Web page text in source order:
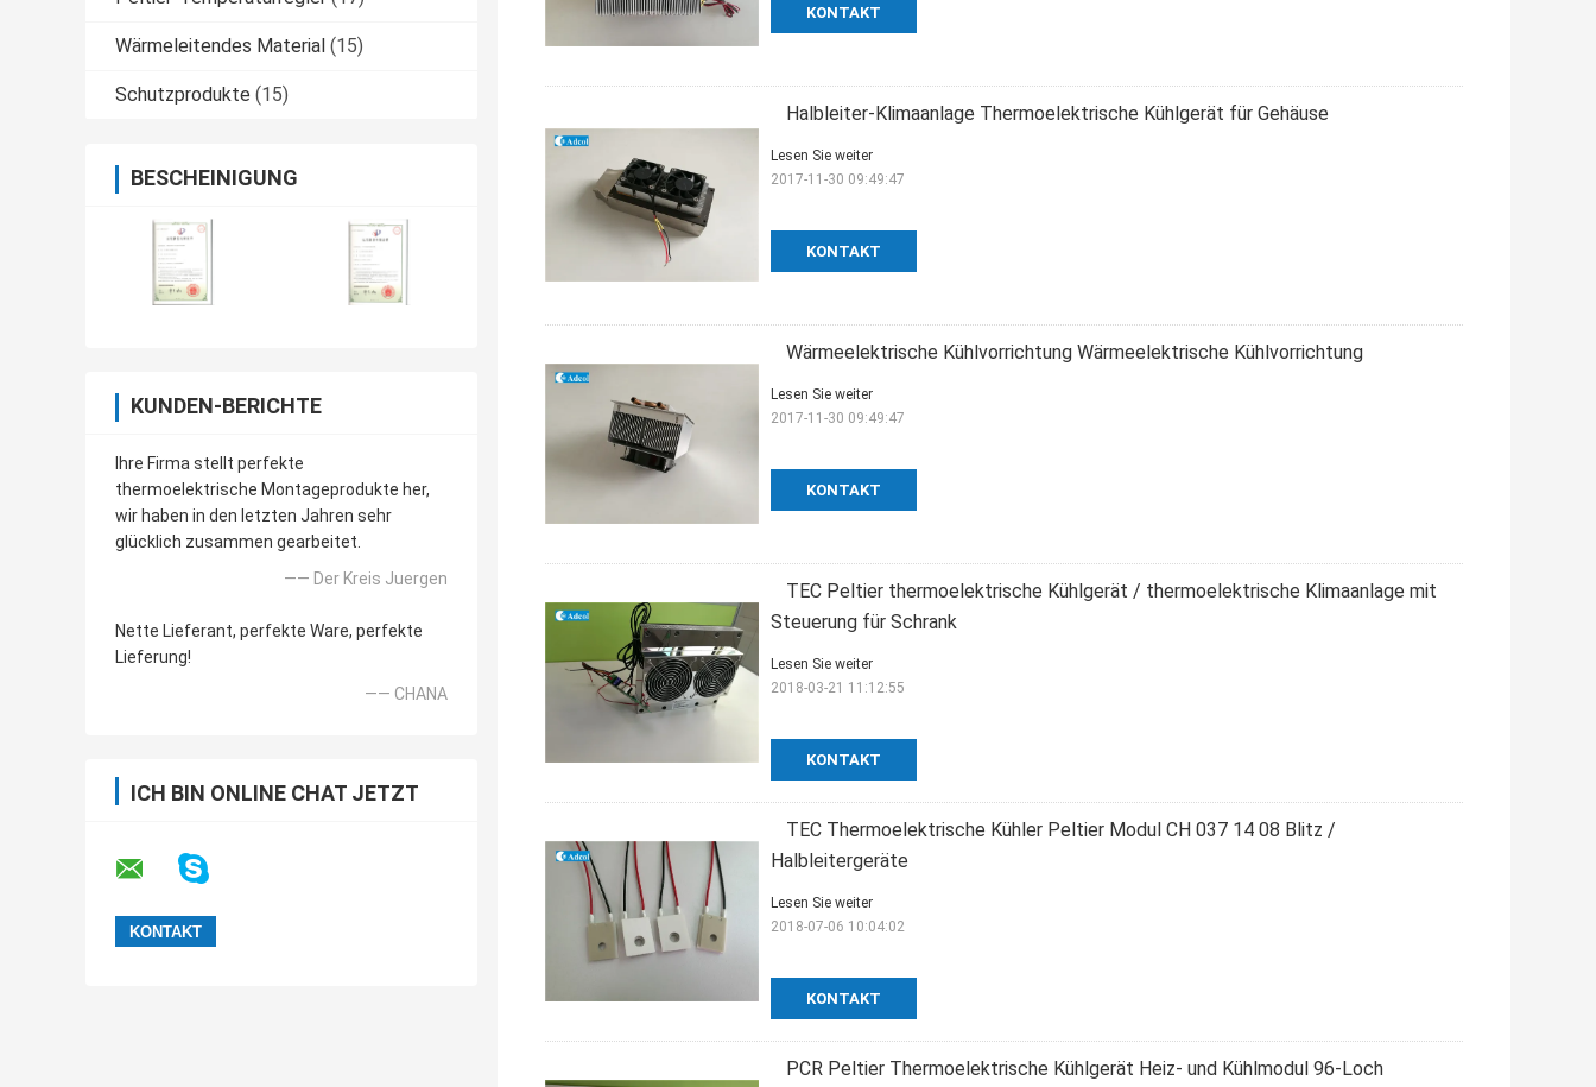
Wärmeleitendes Material (15)
Schutzprodukte (15)
BESCHEINIGUNG
KUNDEN-BERICHTE
Ihre Firma stellt perfekte
thermoelektrische Montageprodukte her,
wir haben in den letzten Jahren sehr
glücklich zusammen gearbeitet.
—— Der Kreis Juergen
Nette Lieferant, perfekte Ware, perfekte
Lieferung!
—— CHANA
ICH BIN ONLINE CHAT JETZT
KONTAKT
Halbleiter-Klimaanlage Thermoelektrische Kühlgerät für Gehäuse
KONTAKT
Lesen Sie weiter
2017-11-30 09:49:47
Wärmeelektrische Kühlvorrichtung Wärmeelektrische Kühlvorrichtung
KONTAKT
Lesen Sie weiter
2017-11-30 09:49:47
TEC Peltier thermoelektrische Kühlgerät / thermoelektrische Klimaanlage mit
Steuerung für Schrank
KONTAKT
Lesen Sie weiter
2018-03-21 11:12:55
TEC Thermoelektrische Kühler Peltier Modul CH 037 14 08 Blitz /
Halbleitergeräte
KONTAKT
Lesen Sie weiter
2018-07-06 10:04:02
PCR Peltier Thermoelektrische Kühlgerät Heiz- und Kühlmodul 96-Loch